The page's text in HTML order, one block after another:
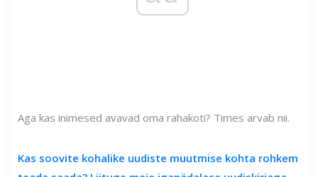
Aga kas inimesed avavad oma rahakoti? Times arvab nii.
Kas soovite kohalike uudiste muutmise kohta rohkem